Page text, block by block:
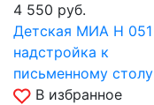
4 550 руб.
Детская МИА Н 051
надстройка к
письменному столу
В избранное